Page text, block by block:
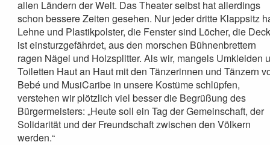
allen Ländern der Welt. Das Theater selbst hat allerdings
schon bessere Zeiten gesehen. Nur jeder dritte Klappsitz
Lehne und Plastikpolster, die Fenster sind Löcher, die
ist einsturzgefährdet, aus den morschen Bühnenbrettern
ragen Nägel und Holzsplitter. Als wir, mangels Umkleiden
Toiletten Haut an Haut mit den Tänzerinnen und Tänzern
Bebé und MusiCaribe in unsere Kostüme schlüpfen,
verstehen wir plötzlich viel besser die Begrüßung des
Bürgermeisters: „Heute soll ein Tag der Gemeinschaft, der
Solidarität und der Freundschaft zwischen den Völkern
werden.“